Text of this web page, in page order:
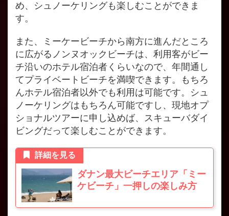
め、シュノーケリングも楽しむことができま
す。
また、ミーケービーチから南方に進んだところ
に広がるノンヌオックビーチは、利用客がビー
チ沿いのホテル宿泊者くらいなので、年間通し
てプライベートビーチを満喫できます。もちろ
んホテル宿泊者以外でも利用は可能です。シュ
ノーケリングはもちろん可能ですし、現地オプ
ショナルツアーに申し込めば、スキューバダイ
ビングだって楽しむことができます。
ダナン最大ビーチエリア「ミー
ケビーチ」一押しの楽しみ方
詳細を見る